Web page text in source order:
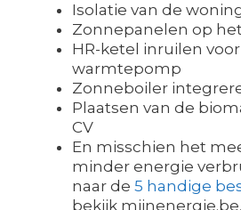
Isolatie van de
Zonnepanelen op
HR-ketel inruilen
warmtepomp
Zonneboiler
Plaatsen van de
CV
En misschien het
minder energie
naar de 5 handige
bekijk